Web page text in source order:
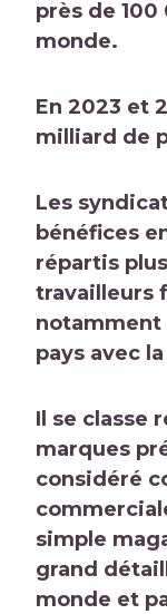
près de
monde.
En 2023 et
milliard de
Les
bénéfices
répartis
travailleurs
notamment
pays avec
Il se classe
marques
considéré
simple
grand
monde et